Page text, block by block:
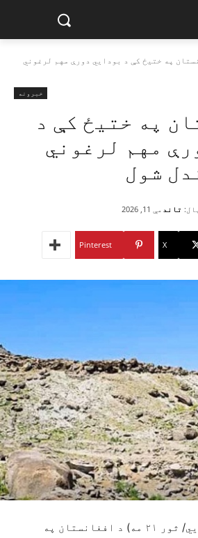
په ختیځ کې د بودايي دورې مهم لرغوني
خبرونه
په ختیځ کې د
مهم لرغوني
شول
تاند مې 11, 2026
X
Pinterest
تاند (دوشنبه، د غويي/ ثور ۲۱ مه) د افغانستان په